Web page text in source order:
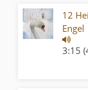
12
Engel
3:15